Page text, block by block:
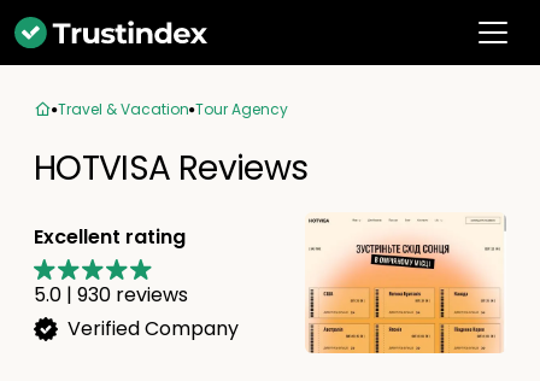
Travel & Vacation Tour Agency
HOTVISA Reviews
Excellent rating
5.0 | 930 reviews
Verified Company